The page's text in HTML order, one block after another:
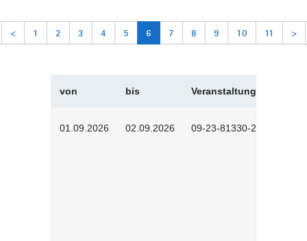
< 1 2 3 4 5 6 7 8 9 10 11 >
von bis Veranstaltungskürzel
01.09.2026 02.09.2026 09-23-81330-2602